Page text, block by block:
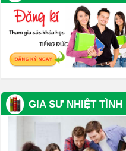
GIA SƯ NHIỆT TÌNH